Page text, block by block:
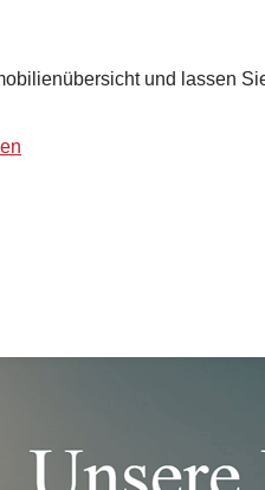
und lassen